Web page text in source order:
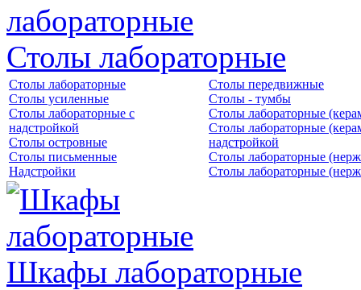
Столы лабораторные
Столы лабораторные
Столы усиленные
Столы лабораторные с
надстройкой
Столы островные
Столы письменные
Надстройки
Столы передвижные
Столы - тумбы
Столы лабораторные
Столы лабораторные
надстройкой
Столы лабораторные
Столы лабораторные
Шкафы лабораторные